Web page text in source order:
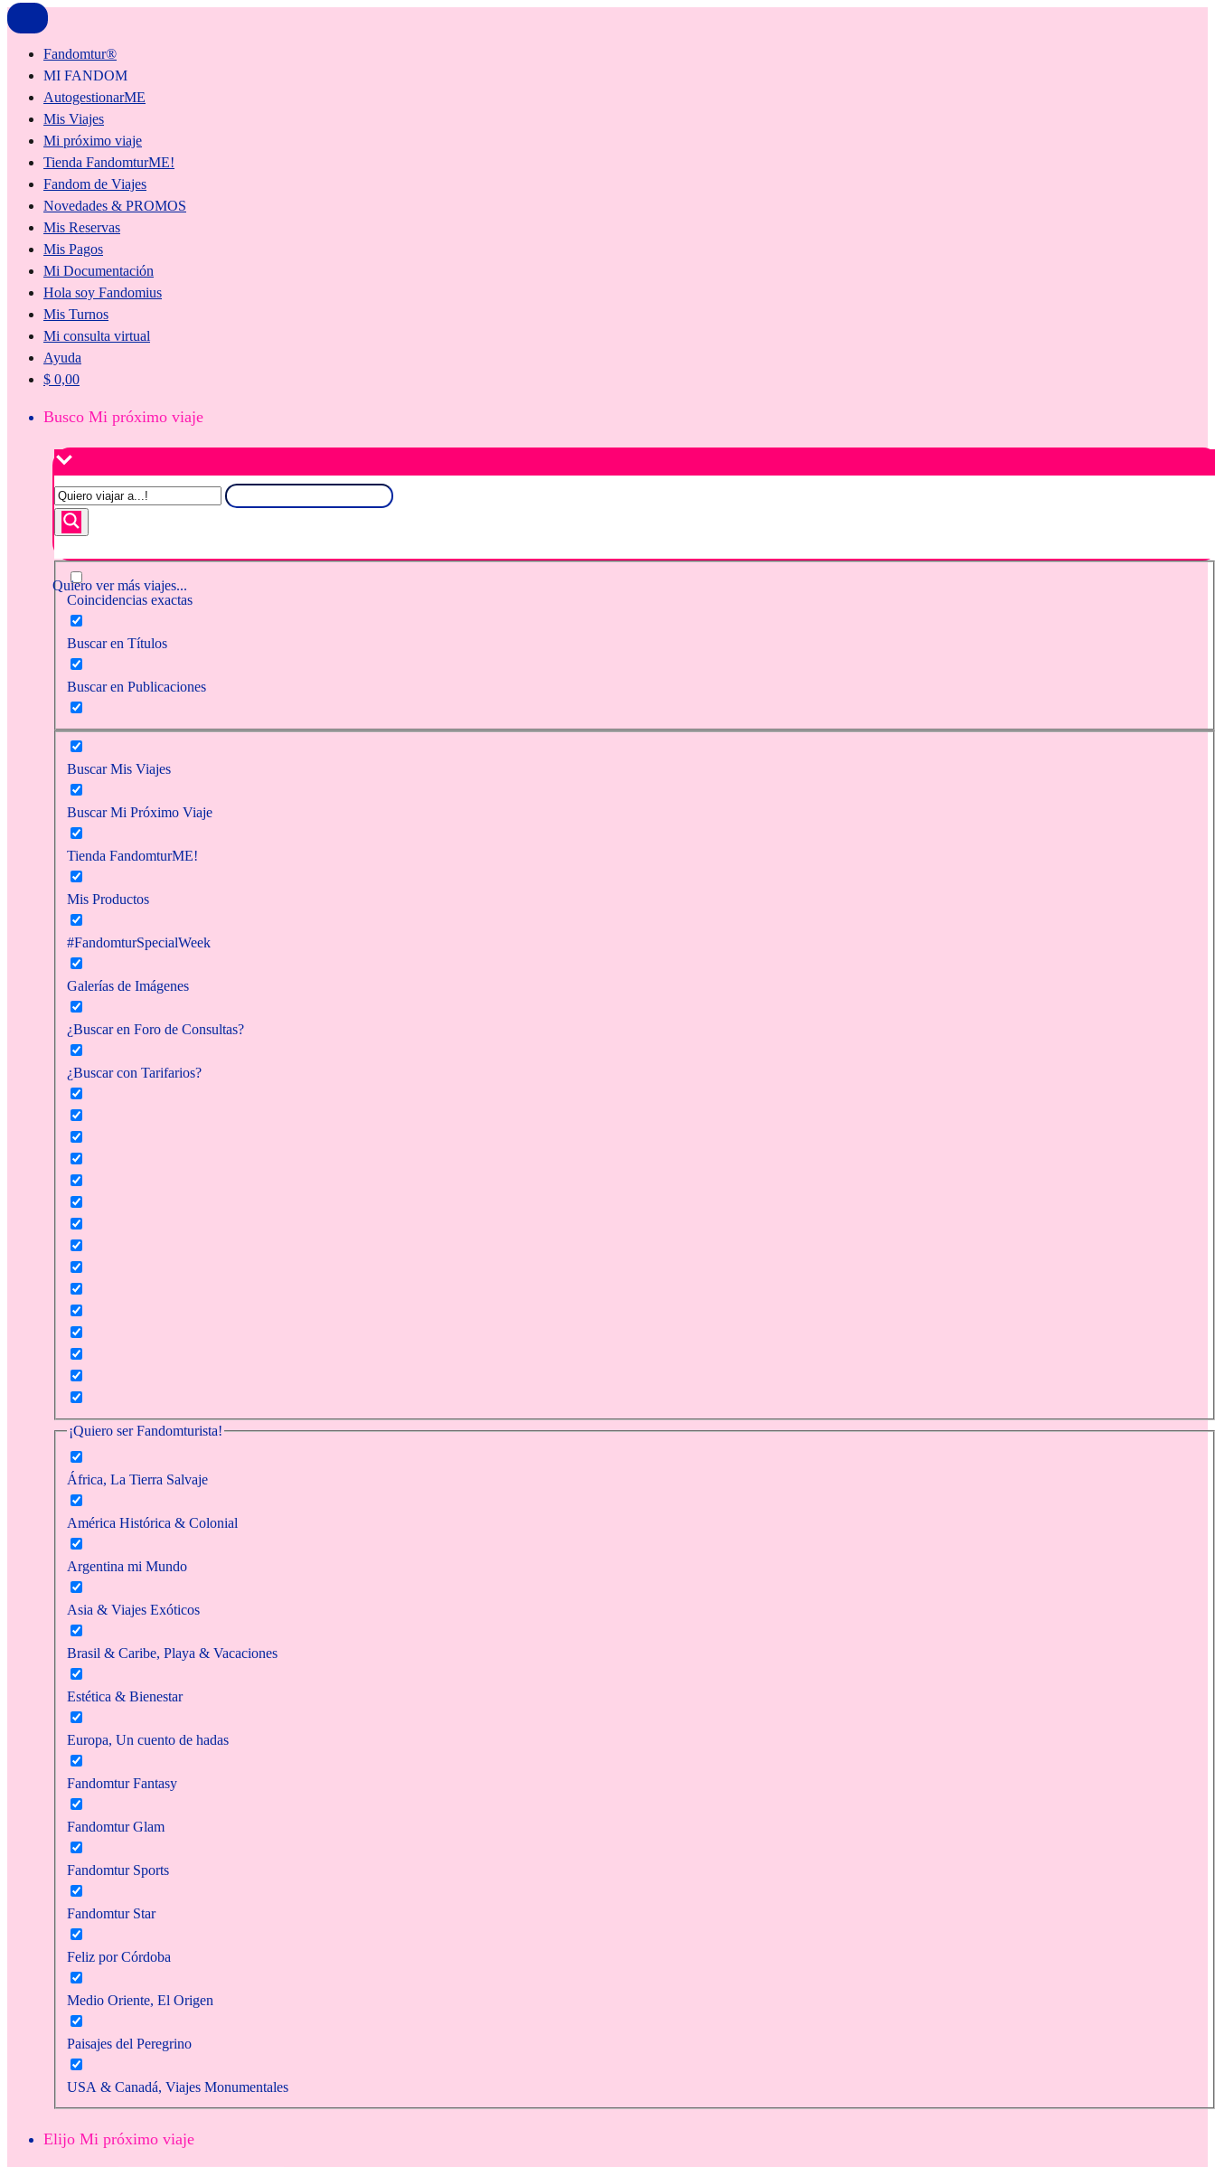
Fandomtur®
MI FANDOM
AutogestionarME
Mis Viajes
Mi próximo viaje
Tienda FandomturME!
Fandom de Viajes
Novedades & PROMOS
Mis Reservas
Mis Pagos
Mi Documentación
Hola soy Fandomius
Mis Turnos
Mi consulta virtual
Ayuda
$ 0,00
Busco Mi próximo viaje
Quiero ver más viajes...
Coincidencias exactas
Buscar en Títulos
Buscar en Publicaciones
Buscar Mis Viajes
Buscar Mi Próximo Viaje
Tienda FandomturME!
Mis Productos
#FandomturSpecialWeek
Galerías de Imágenes
¿Buscar en Foro de Consultas?
¿Buscar con Tarifarios?
¡Quiero ser Fandomturista!
África, La Tierra Salvaje
América Histórica & Colonial
Argentina mi Mundo
Asia & Viajes Exóticos
Brasil & Caribe, Playa & Vacaciones
Estética & Bienestar
Europa, Un cuento de hadas
Fandomtur Fantasy
Fandomtur Glam
Fandomtur Sports
Fandomtur Star
Feliz por Córdoba
Medio Oriente, El Origen
Paisajes del Peregrino
USA & Canadá, Viajes Monumentales
Elijo Mi próximo viaje